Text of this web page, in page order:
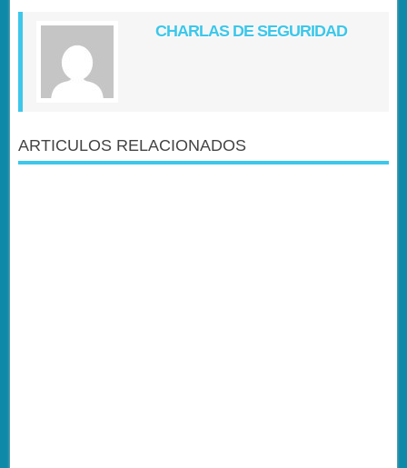
CHARLAS DE SEGURIDAD
ARTICULOS RELACIONADOS